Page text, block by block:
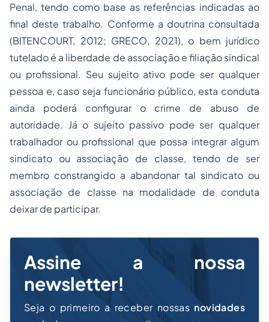
Penal, tendo como base as referências indicadas ao
final deste trabalho. Conforme a doutrina consultada
(BITENCOURT, 2012; GRECO, 2021), o bem jurídico
tutelado é a liberdade de associação e filiação sindical
ou profissional. Seu sujeito ativo pode ser qualquer
pessoa e, caso seja funcionário público, esta conduta
ainda poderá configurar o crime de abuso de
autoridade. Já o sujeito passivo pode ser qualquer
trabalhador ou profissional que possa integrar algum
sindicato ou associação de classe, tendo de ser
membro constrangido a abandonar tal sindicato ou
associação de classe na modalidade de conduta
deixar de participar.
Assine a nossa
newsletter!
Seja o primeiro a receber nossas novidades